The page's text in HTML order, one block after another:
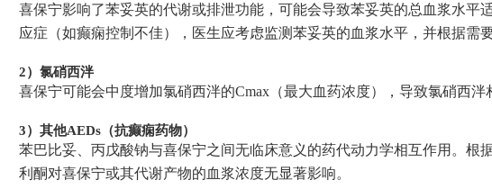
喜保宁影响了苯妥英的代谢或排泄功能，可能会导致苯妥英的总血浆水平
应症（如癫痫控制不佳），医生应考虑监测苯妥英的血浆水平，并根据需
2）氯硝西泮
喜保宁可能会中度增加氯硝西泮的Cmax（最大血药浓度），导致氯硝西泮
3）其他AEDs（抗癫痫药物）
苯巴比妥、丙戊酸钠与喜保宁之间无临床意义的药代动力学相互作用。根
利酮对喜保宁或其代谢产物的血浆浓度无显著影响。